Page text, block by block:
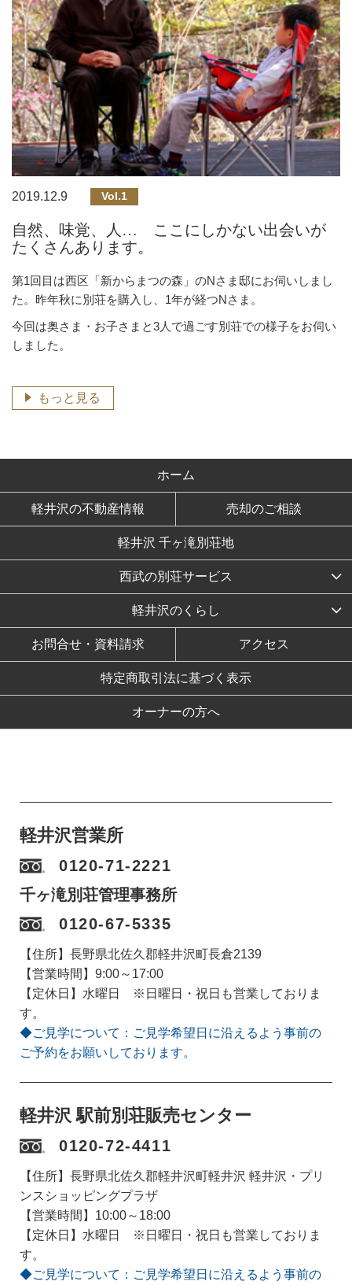
2019.12.9 Vol.1
自然、味覚、人… ここにしかない出会いが
たくさんあります。
第1回目は西区「新からまつの森」のNさま邸にお伺いしまし
た。昨年秋に別荘を購入し、1年が経つNさま。
今回は奥さま・お子さまと3人で過ごす別荘での様子をお伺い
しました。
もっと見る
ホーム
軽井沢の不動産情報 売却のご相談
軽井沢 千ヶ滝別荘地
西武の別荘サービス
軽井沢のくらし
お問合せ・資料請求 アクセス
特定商取引法に基づく表示
オーナーの方へ
軽井沢営業所
0120-71-2221
千ヶ滝別荘管理事務所
0120-67-5335
【住所】長野県北佐久郡軽井沢町長倉2139
【営業時間】9:00～17:00
【定休日】水曜日 ※日曜日・祝日も営業しておりま
す。
◆ご見学について：ご見学希望日に沿えるよう事前の
ご予約をお願いしております。
軽井沢 駅前別荘販売センター
0120-72-4411
【住所】長野県北佐久郡軽井沢町軽井沢 軽井沢・プリ
ンスショッピングプラザ
【営業時間】10:00～18:00
【定休日】水曜日 ※日曜日・祝日も営業しておりま
す。
◆ご見学について：ご見学希望日に沿えるよう事前の